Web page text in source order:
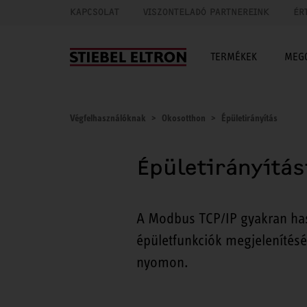
KAPCSOLAT VISZONTELADÓ PARTNEREINK
TERMÉKEK
Végfelhasználóknak Okosotthon Épületirányítás
A Modbus TCP/IP gyakran
épületfunkciók
nyomon.